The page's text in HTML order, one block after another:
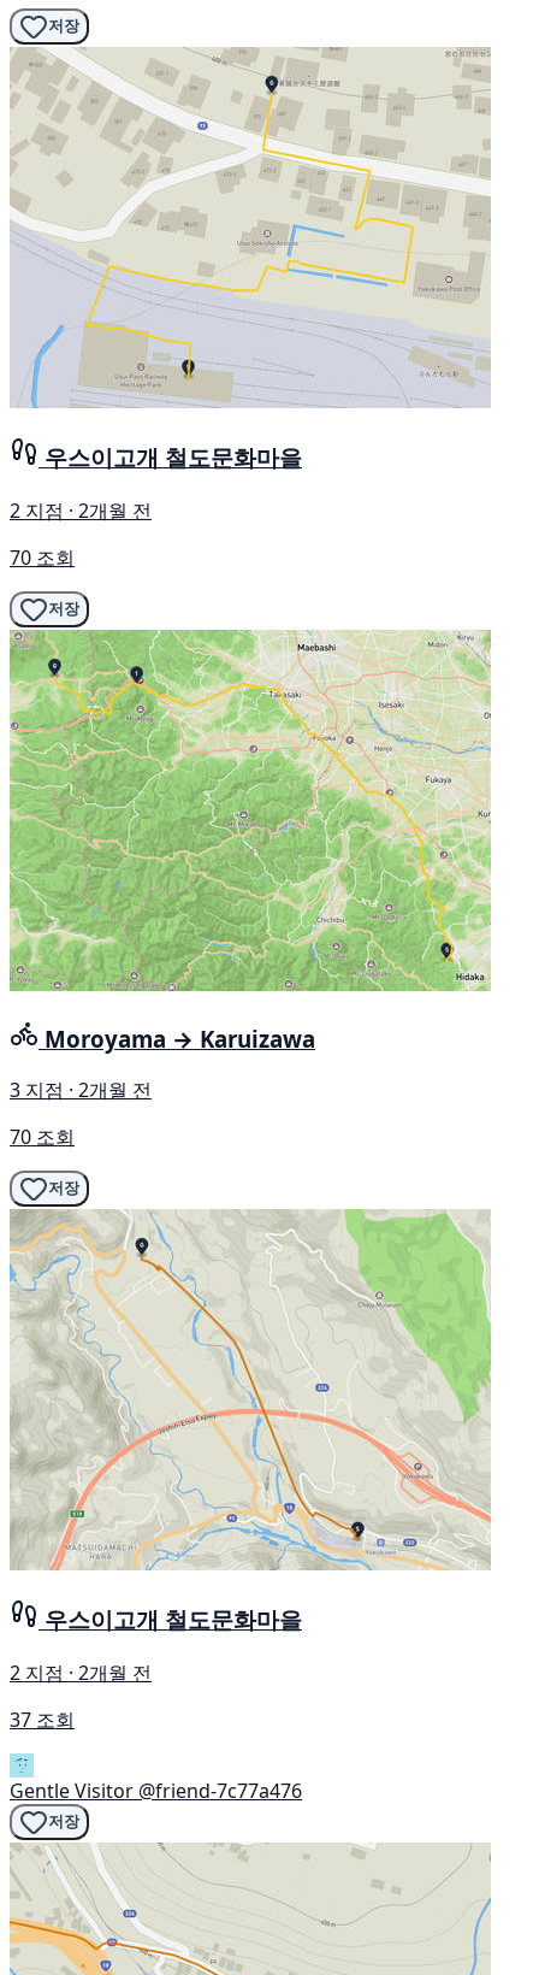
저장
우스이고개 철도문화마을
2 지점 · 2개월 전
70 조회
저장
Moroyama → Karuizawa
3 지점 · 2개월 전
70 조회
저장
우스이고개 철도문화마을
2 지점 · 2개월 전
37 조회
Gentle Visitor @friend-7c77a476
저장